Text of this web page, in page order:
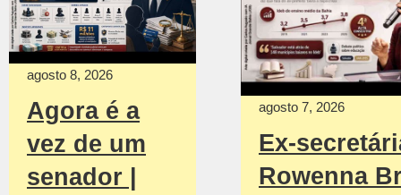
agosto 8, 2026
Agora é a
vez de um
senador |
agosto 7, 2026
Ex-
Rowenna